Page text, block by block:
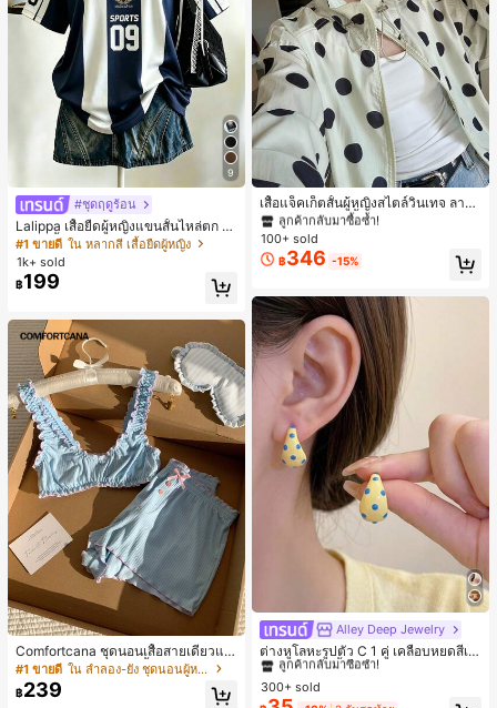
9
#ชุดฤดูร้อน
Lalippa เสื้อยืดผู้หญิงแขนสั้นไหล่ตก ค
อวีปกเสื้อ ลายพิมพ์ดิจิทัลลายทาง สไตล์
สปอร์ตแฟชั่นมินิมอล ของขวัญสำหรับเ
พื่อน
#1 ขายดี ใน หลากสี เสื้อยืดผู้หญิง
1k+ sold
฿199
Comfortcana ชุดนอนเสื้อสายเดี่ยวแต่
งระบายและกางเกงขาสั้นสำหรับผู้หญิง
#1 ขายดี ใน ลำลอง-ยัง ชุดนอนผู้หญิง
฿239
เสื้อแจ็คเก็ตสั้นผู้หญิงสไตล์วินเทจ ลายจุ
ดขนาดใหญ่ คอตั้ง เอวเข้ารูป แขนพอง
ทรงหลวม แฟชั่นอเนกประสงค์ สำหรับใ
ส่ประจำวันและไปเที่ยวพักผ่อน
#1 ขายดี ใน กระเป๋า เสื้อคลุมลำลอง
ลูกค้ากลับมาซื้อซ้ำ!
#1 ขายดี ใน กระเป๋า เสื้อคลุมลำลอง
ลูกค้ากลับมาซื้อซ้ำ!
#1 ขายดี ใน กระเป๋า เสื้อคลุมลำลอง
ลูกค้ากลับมาซื้อซ้ำ!
#1 ขายดี ใน กระเป๋า เสื้อคลุมลำลอง
ลูกค้ากลับมาซื้อซ้ำ!
100+ sold
฿346 -15%
Alley Deep Jewelry
ต่างหูโลหะรูปตัว C 1 คู่ เคลือบหยดสีเห
ลือง ลายจุดสีน้ำเงิน สไตล์ยุโรปและอเม
ริกัน แฟชั่นส่วนตัว หวานและสง่างาม
สำหรับผู้หญิงและเด็กหญิง สำหรับการเ
#1 ขายดี ใน โบโฮ ต่างหูผู้หญิง
ลูกค้ากลับมาซื้อซ้ำ!
เกือบหมดแล้ว!
#1 ขายดี ใน โบโฮ ต่างหูผู้หญิง
ลูกค้ากลับมาซื้อซ้ำ!
#1 ขายดี ใน โบโฮ ต่างหูผู้หญิง
ลูกค้ากลับมาซื้อซ้ำ!
300+ sold